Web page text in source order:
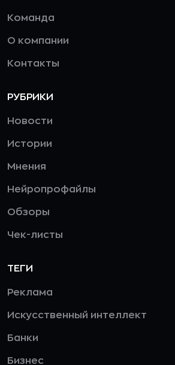
Команда
О компании
Контакты
РУБРИКИ
Новости
Истории
Мнения
Нейропрофайлы
Обзоры
Чек-листы
ТЕГИ
Реклама
Искусственный интеллект
Банки
Бизнес